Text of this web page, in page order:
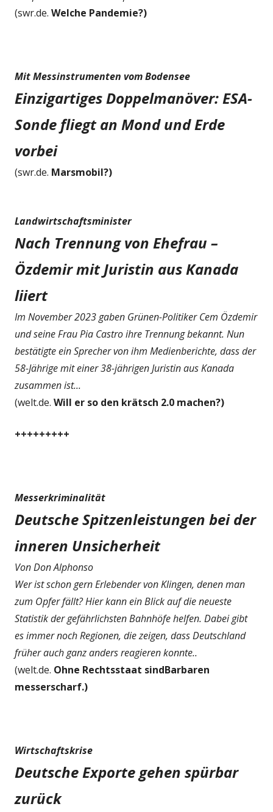
(swr.de. Welche Pandemie?)
Mit Messinstrumenten vom Bodensee
Einzigartiges Doppelmanöver: ESA-
Sonde fliegt an Mond und Erde
vorbei
(swr.de. Marsmobil?)
Landwirtschaftsminister
Nach Trennung von Ehefrau –
Özdemir mit Juristin aus Kanada
liiert
Im November 2023 gaben Grünen-Politiker Cem Özdemir
und seine Frau Pia Castro ihre Trennung bekannt. Nun
bestätigte ein Sprecher von ihm Medienberichte, dass der
58-Jährige mit einer 38-jährigen Juristin aus Kanada
zusammen ist...
(welt.de. Will er so den krätsch 2.0 machen?)
+++++++++
Messerkriminalität
Deutsche Spitzenleistungen bei der
inneren Unsicherheit
Von Don Alphonso
Wer ist schon gern Erlebender von Klingen, denen man
zum Opfer fällt? Hier kann ein Blick auf die neueste
Statistik der gefährlichsten Bahnhöfe helfen. Dabei gibt
es immer noch Regionen, die zeigen, dass Deutschland
früher auch ganz anders reagieren konnte..
(welt.de. Ohne Rechtsstaat sindBarbaren
messerscharf.)
Wirtschaftskrise
Deutsche Exporte gehen spürbar
zurück